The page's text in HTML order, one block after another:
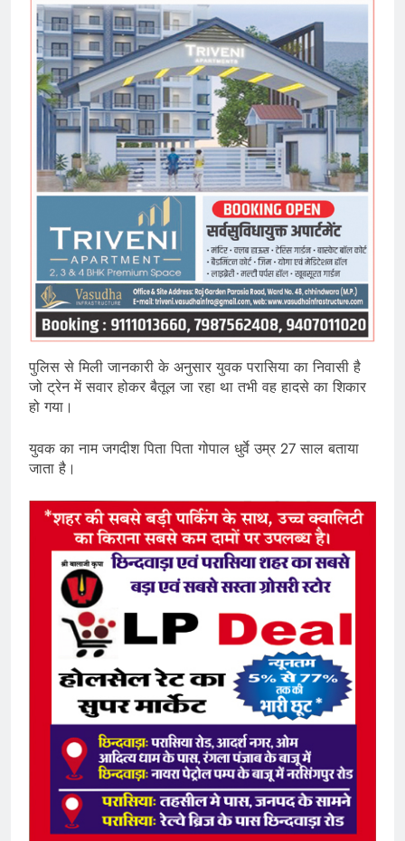
पुलिस से मिली जानकारी के अनुसार युवक परासिया का निवासी है
जो ट्रेन में सवार होकर बैतूल जा रहा था तभी वह हादसे का शिकार
हो गया।
युवक का नाम जगदीश पिता पिता गोपाल धुर्वे उम्र 27 साल बताया
जाता है।